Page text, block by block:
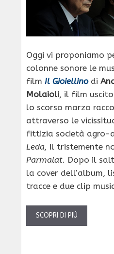
Oggi vi proponiamo
colonne sonore le
film Il Gioiellinodi
Molaioli, il film
lo scorso marzo
attraverso le
fittizia società agro-
Leda, il tristemente
Parmalat. Dopo il
la cover dell’album,
tracce e due clip
SCOPRI DI PIÙ